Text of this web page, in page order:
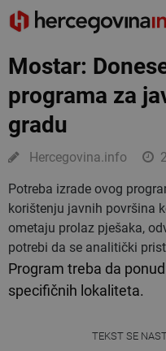
Mostar:
programa za
gradu
Hercegovina.info
Potreba izrade ovog
korištenju javnih površina
ometaju prolaz pješaka,
potrebi da se analitički
Program treba da
specifičnih lokaliteta.
TEKST SE